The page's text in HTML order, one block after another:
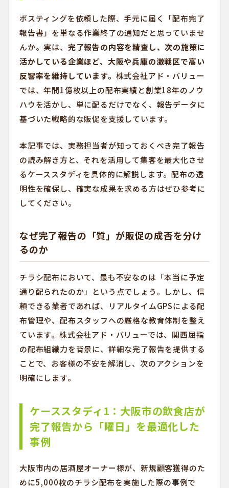
ポスティングを依頼した際、手元に届く「配布完了
報告書」を単なる作業終了の通知だと思っていませ
んか。実は、 完了報告の内容を精査し、次の施策に
活かしている企業ほど、大阪や兵庫の激戦区で高い
反響率を維持しています。 株式会社アド・バリュー
では、年間1億枚以上の配布実績と創業18年のノウ
ハウを活かし、単に配るだけでなく、報告データに
基づいた戦略的な販促を支援しています。
本記事では、実務担当者が知っておくべき完了報告
の読み解き方と、それを活用して集客を最大化させ
るケーススタディを具体的に解説します。配布の透
明性を確保し、確実な成果を求める方はぜひ参考に
してください。
なぜ完了報告の「質」が販促の成否を分け
るのか
チラシ配布において、最も不安なのは「本当に予定
通り配られたのか」という点でしょう。しかし、信
頼できる業者であれば、リアルタイムGPSによる配
布管理や、配布スタッフへの厳格な教育体制を整え
ています。株式会社アド・バリューでは、関西屈指
の配布組織力を背景に、詳細な完了報告を提供する
ことで、お客様の不安を解消し、次のアクションを
明確にします。
ケーススタディ1：大阪市の飲食店が
完了報告から「曜日」を最適化した
事例
大阪市内の居酒屋オーナー様が、新規顧客獲得のた
めに5,000枚のチラシ配布を実施した際の事例で